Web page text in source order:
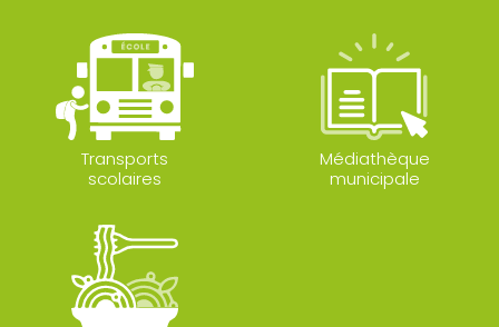
Transports
scolaires
Médiathèque
municipale